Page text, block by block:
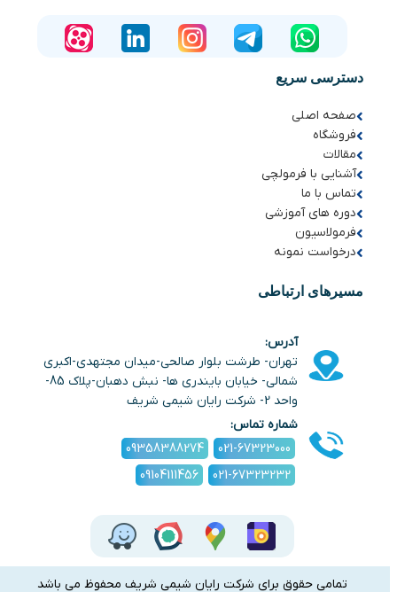
دسترسی سریع
صفحه اصلی
فروشگاه
مقالات
آشنایی با فرمولچی
تماس با ما
دوره های آموزشی
فرمولاسیون
درخواست نمونه
مسیرهای ارتباطی
آدرس:
تهران- طرشت بلوار صالحی-میدان مجتهدی-اکبری
شمالی- خیابان بایندری ها- نبش دهبان-پلاک 85-
واحد 2- شرکت رایان شیمی شریف
شماره تماس:
021-67323000
09358388274
021-67323232
09104111456
تمامی حقوق برای شرکت رایان شیمی شریف محفوظ می باشد